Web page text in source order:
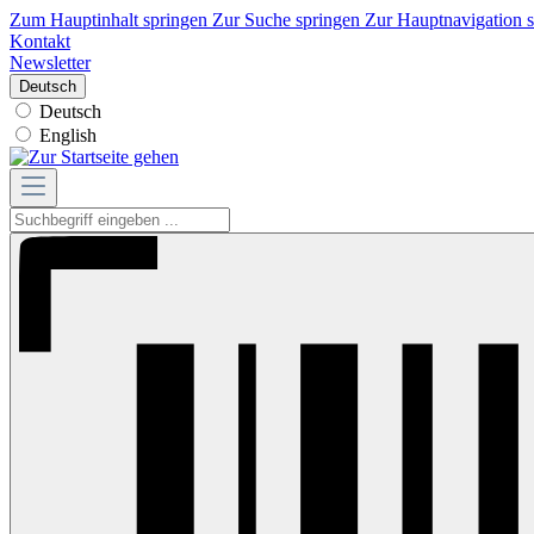
Zum Hauptinhalt springen Zur Suche springen Zur Hauptnavigation
Kontakt
Newsletter
Deutsch
Deutsch
English